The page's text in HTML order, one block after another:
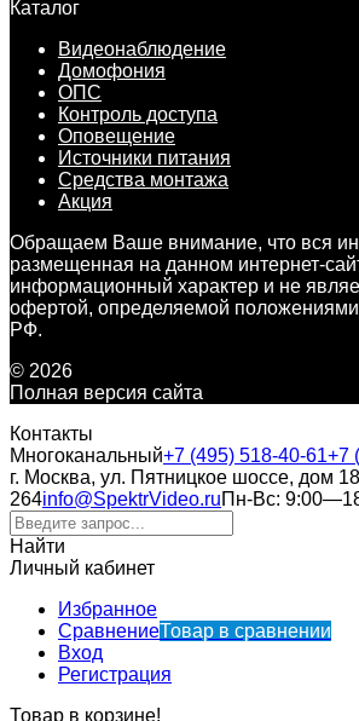
Каталог
Видеонаблюдение
Домофония
ОПС
Контроль доступа
Оповещение
Источники питания
Средства монтажа
Акция
Обращаем Ваше внимание, что вся
размещенная на данном интернет-
информационный характер и не
офертой, определяемой
РФ.
© 2026
Полная версия сайта
Контакты
Многоканальный+7 (495) 518-40-61+7
г. Москва, ул. Пятницкое шоссе, дом
264info@SpektrVideo.ruПн-Вс:
Найти
Личный кабинет
Избранное
СравнениеТовар в сравнении
Вход
Регистрация
Товар в корзине!